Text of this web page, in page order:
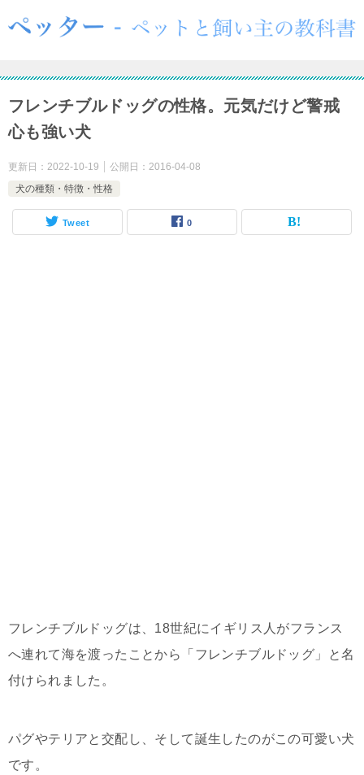
フレンチブルドッグの性格。元気だけど警戒
心も強い犬
更新日： 2022-10-19 公開日： 2016-04-08
犬の種類・特徴・性格
Tweet 0
フレンチブルドッグは、18世紀にイギリス人がフランス
へ連れて海を渡ったことから「フレンチブルドッグ」と名
付けられました。
パグやテリアと交配し、そして誕生したのがこの可愛い犬
です。